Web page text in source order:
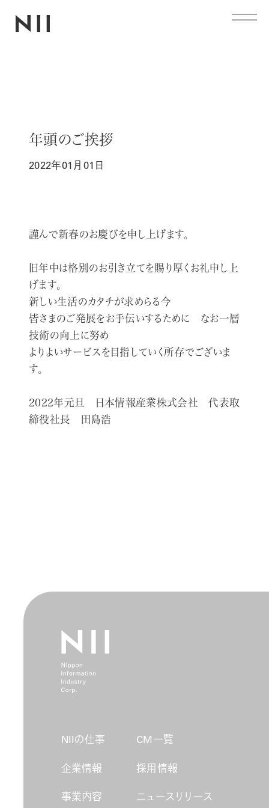
NIIの仕事
アクセス
採用情報
ニュースリリース
お問い合わせ
年頭のご挨拶
2022年01月01日
謹んで新春のお慶びを申し上げます。
旧年中は格別のお引き立てを賜り厚くお礼申し上
げます。
新しい生活のカタチが求めらる今
皆さまのご発展をお手伝いするために なお一層
技術の向上に努め
よりよいサービスを目指していく所存でございま
す。
2022年元旦 日本情報産業株式会社 代表取
締役社長 田島浩
NIIの仕事
企業情報
事業内容
CM一覧
採用情報
ニュースリリース